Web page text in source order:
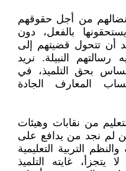
نضالهم من أجل حقوقهم
بالفعل، دون
أن تتحول قضيتهم إلى
النبيلة. نريد
بحق التلميذ، في
المعارف الجادة
من نقابات وهيئات
لم نجد من يدافع على
التربية التعليمية
يتجزأ، غايته التلميذ